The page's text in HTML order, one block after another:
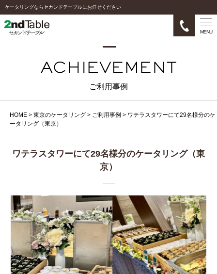
ケータリングならセカンドテーブルにお任せください
MENU
ご利用事例
HOME > 東京のケータリング > ご利用事例 > ワテラスタワーにて29名様分のケ
ータリング（東京）
ワテラスタワーにて29名様分のケータリング（東
京）